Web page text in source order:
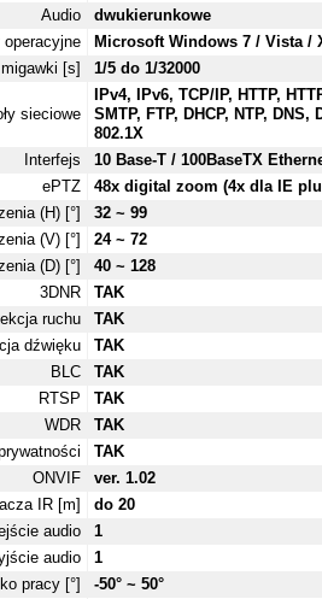
Audio
dwukierunkowe
Microsoft Windows 7 / Vista /
[s]
1/5 do 1/32000
sieciowe
IPv4, IPv6, TCP/IP, HTTP,
SMTP, FTP, DHCP, NTP,
802.1X
Interfejs
10 Base-T / 100BaseTX
ePTZ
48x digital zoom (4x dla IE
(H) [°]
32 ~ 99
(V) [°]
24 ~ 72
(D) [°]
40 ~ 128
3DNR
TAK
ruchu
TAK
dźwięku
TAK
BLC
TAK
RTSP
TAK
WDR
TAK
TAK
ONVIF
ver. 1.02
IR [m]
do 20
audio
1
audio
1
pracy [°]
-50° ~ 50°